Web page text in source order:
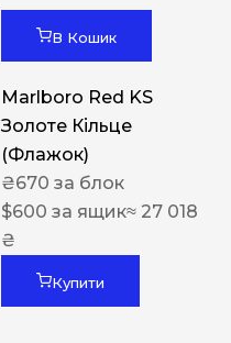
В Кошик
Marlboro Red KS
Золоте Кільце
(Флажок)
₴670 за блок
$600 за ящик≈ 27 018
₴
Купити